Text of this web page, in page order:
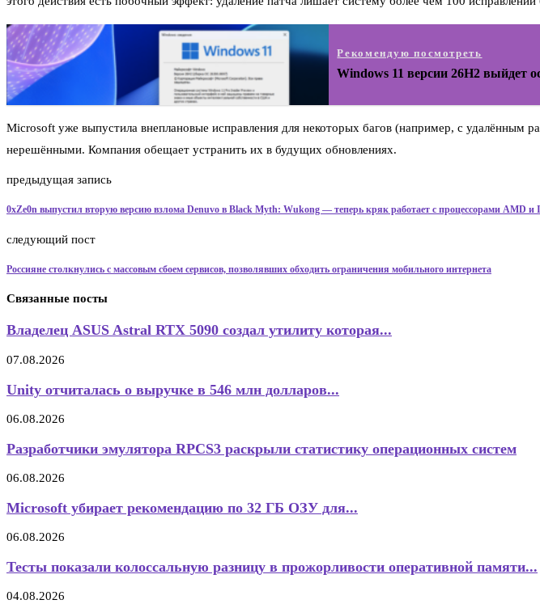
Рекомендую посмотреть
Windows 11 версии 26H2 выйдет
Microsoft уже выпустила внеплановые исправления для некоторых багов (например, с
нерешёнными. Компания обещает устранить их в будущих обновлениях.
предыдущая запись
0xZe0n выпустил вторую версию взлома Denuvo в Black Myth: Wukong — теперь кряк работает с процессорами AMD и
следующий пост
Россияне столкнулись с массовым сбоем сервисов, позволявших обходить ограничения мобильного интернета
Связанные посты
Владелец ASUS Astral RTX 5090 создал утилиту которая...
07.08.2026
Unity отчиталась о выручке в 546 млн долларов...
06.08.2026
Разработчики эмулятора RPCS3 раскрыли статистику операционных систем
06.08.2026
Microsoft убирает рекомендацию по 32 ГБ ОЗУ для...
06.08.2026
Тесты показали колоссальную разницу в прожорливости оперативной памяти...
04.08.2026